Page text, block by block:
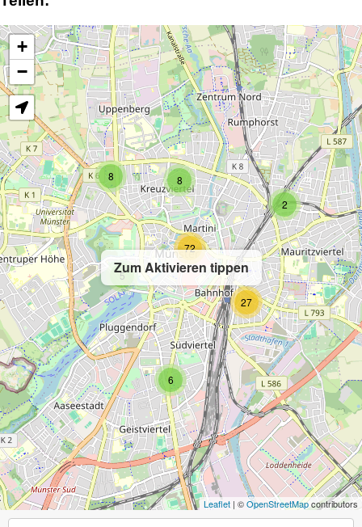
Zum Aktivieren tippen
2
8
6
8
27
5
72
+
−
Leaflet | ©OpenStreetMapcontributors